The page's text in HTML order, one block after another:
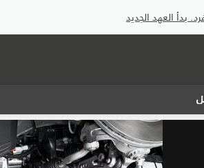
بدأ العهد الجديد